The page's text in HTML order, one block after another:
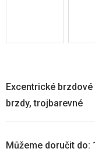
Můžeme doručit do:
Excentrické
brzdy, trojbarevné